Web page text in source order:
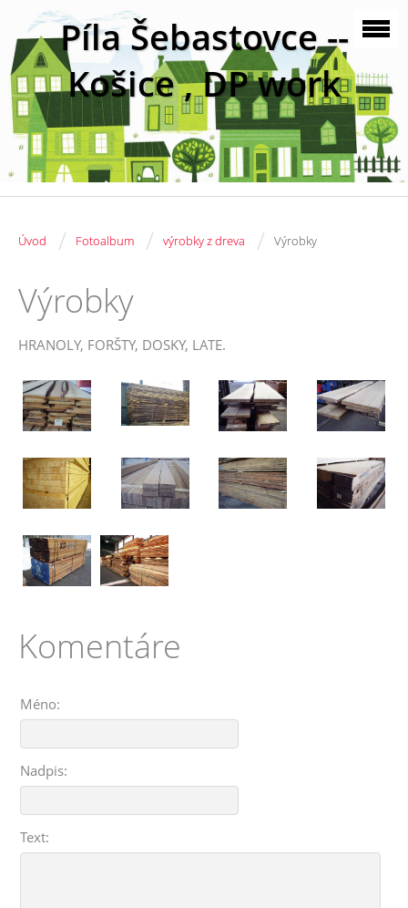
Píla Šebastovce --
Košice , DP work
Úvod / Fotoalbum / výrobky z dreva / Výrobky
Výrobky
HRANOLY, FORŠTY, DOSKY, LATE.
Komentáre
Méno:
Nadpis:
Text: